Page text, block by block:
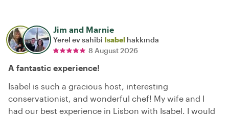
Jim and Marnie
Yerel ev sahibi Isabel hakkında
8 August 2026
A fantastic experience!
Isabel is such a gracious host, interesting
conservationist, and wonderful chef! My wife and I
had our best experience in Lisbon with Isabel. I would